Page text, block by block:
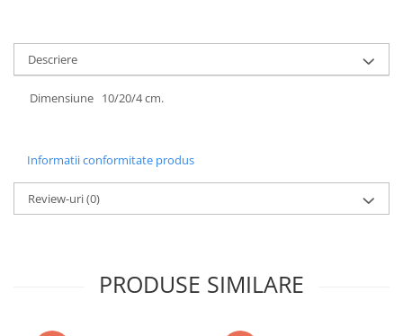
Descriere
Dimensiune 10/20/4 cm.
Informatii conformitate produs
Review-uri(0)
PRODUSE SIMILARE